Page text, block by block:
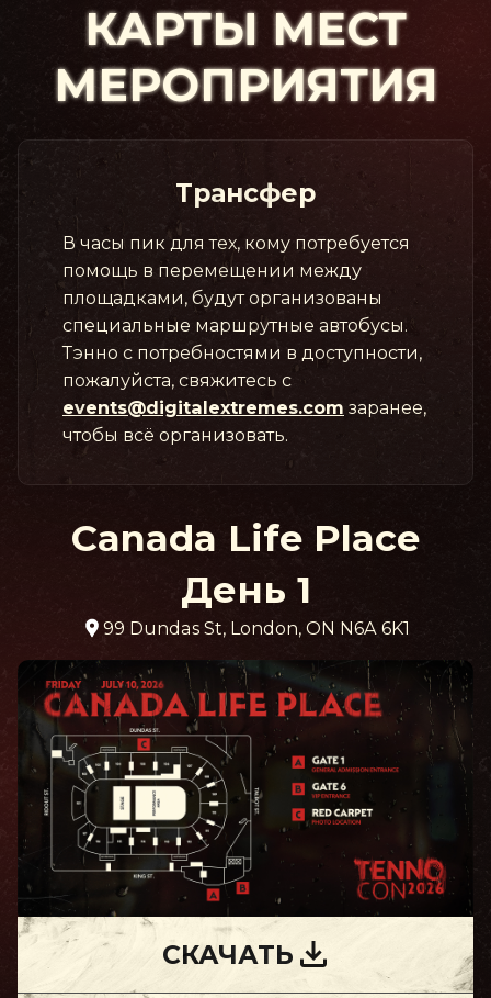
КАРТЫ МЕСТ
МЕРОПРИЯТИЯ
Трансфер
В часы пик для тех, кому потребуется
помощь в перемещении между
площадками, будут организованы
специальные маршрутные автобусы.
Тэнно с потребностями в доступности,
пожалуйста, свяжитесь с
events@digitalextremes.com заранее,
чтобы всё организовать.
Canada Life Place
День 1
99 Dundas St, London, ON N6A 6K1
СКАЧАТЬ